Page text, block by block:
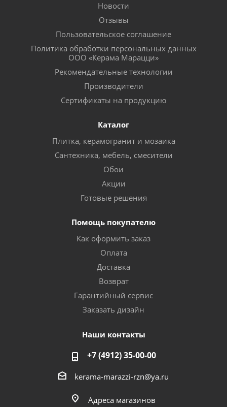
Новости
Отзывы
Пользовательское соглашение
Политика обработки персональных данных
ООО «Керама Марацци»
Рекомендательные технологии
Производители
Сертификаты на продукцию
Каталог
Плитка, керамогранит и мозаика
Сантехника, мебель, смесители
Обои
Акции
Готовые решения
Помощь покупателю
Как оформить заказ
Оплата
Доставка
Возврат
Гарантийный сервис
Заказать дизайн
Наши контакты
+7 (4912) 35-00-00
kerama-marazzi-rzn@ya.ru
Адреса магазинов